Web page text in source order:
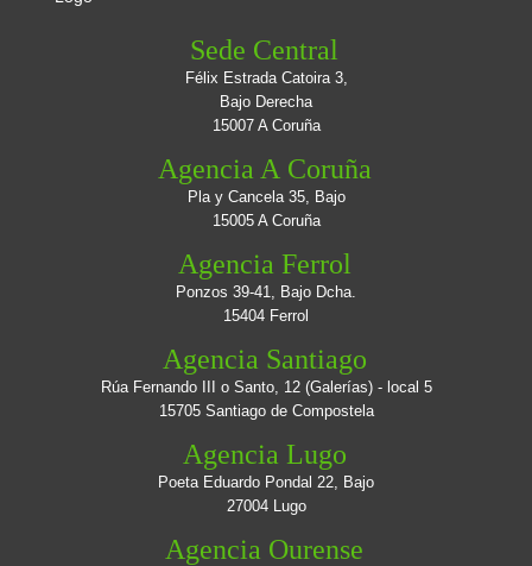
Sede Central
Félix Estrada Catoira 3,
Bajo Derecha
15007 A Coruña
Agencia A Coruña
Pla y Cancela 35, Bajo
15005 A Coruña
Agencia Ferrol
Ponzos 39-41, Bajo Dcha.
15404 Ferrol
Agencia Santiago
Rúa Fernando III o Santo, 12 (Galerías) - local 5
15705 Santiago de Compostela
Agencia Lugo
Poeta Eduardo Pondal 22, Bajo
27004 Lugo
Agencia Ourense